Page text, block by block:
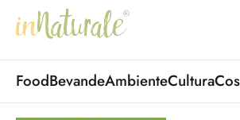
FoodBevandeAmbienteCultura